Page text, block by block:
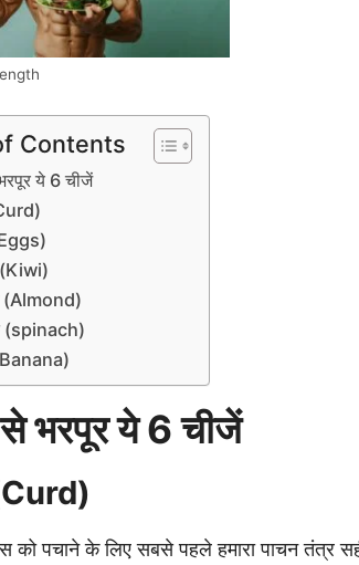
Contents
ये 6 चीजें
(Kiwi)
(Almond)
(spinach)
भरपूर ये 6 चीजें
को पचाने के लिए सबसे पहले हमारा पाचन तंत्र